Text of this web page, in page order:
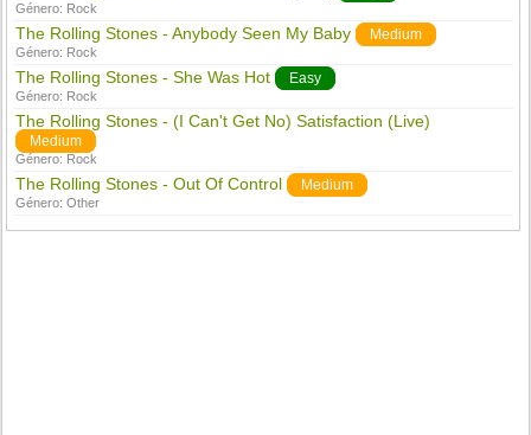
Género: Rock
The Rolling Stones - Anybody Seen My Baby Medium
Género: Rock
The Rolling Stones - She Was Hot Easy
Género: Rock
The Rolling Stones - (I Can't Get No) Satisfaction (Live)
Medium
Género: Rock
The Rolling Stones - Out Of Control Medium
Género:Other